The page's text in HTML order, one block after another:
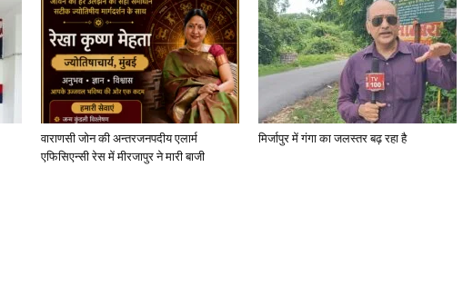
वाराणसी जोन की अन्तरजनपदीय एलार्म
एफिसिएन्सी रेस में मीरजापुर ने मारी बाजी
मिर्जापुर में गंगा का जलस्तर बढ़ रहा है